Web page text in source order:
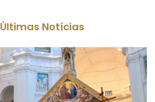
Últimas Notícias